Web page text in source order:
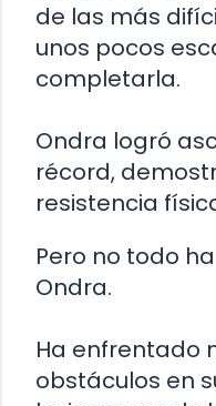
de las más
unos pocos
completarla.
Ondra logró
récord,
resistencia
Pero no todo
Ondra.
Ha enfrentado
obstáculos en